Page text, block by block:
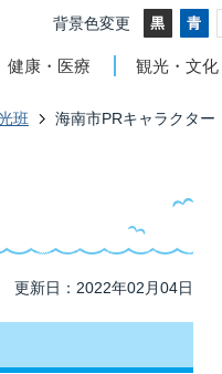
背景色変更
健康・医療 観光・文
班 海南市PRキャラクター
更新日：2022年02月04日